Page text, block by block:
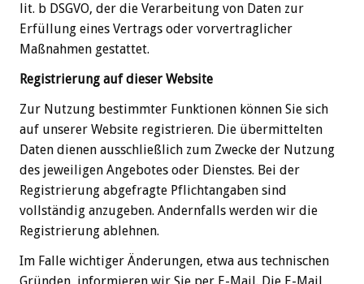
lit. b DSGVO, der die Verarbeitung von Daten zur
Erfüllung eines Vertrags oder vorvertraglicher
Maßnahmen gestattet.
Registrierung auf dieser Website
Zur Nutzung bestimmter Funktionen können Sie sich
auf unserer Website registrieren. Die übermittelten
Daten dienen ausschließlich zum Zwecke der Nutzung
des jeweiligen Angebotes oder Dienstes. Bei der
Registrierung abgefragte Pflichtangaben sind
vollständig anzugeben. Andernfalls werden wir die
Registrierung ablehnen.
Im Falle wichtiger Änderungen, etwa aus technischen